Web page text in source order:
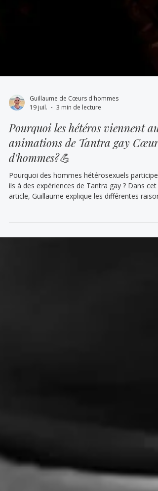
Guillaume de Cœurs d'hommes
19 juil.
3 min de lecture
Pourquoi les hétéros viennent aux
animations de Tantra gay Cœurs
d'hommes?💪
Pourquoi des hommes hétérosexuels
article, Guillaume explique les différentes